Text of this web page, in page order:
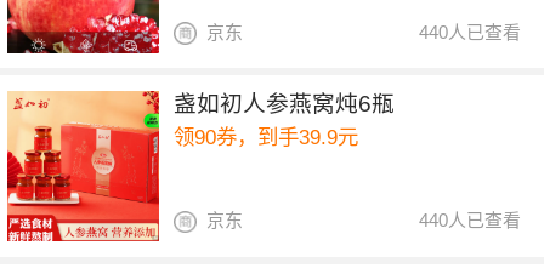
440人已查看
京东
盏如初人参燕窝炖6瓶
领90券，到手39.9元
440人已查看
京东